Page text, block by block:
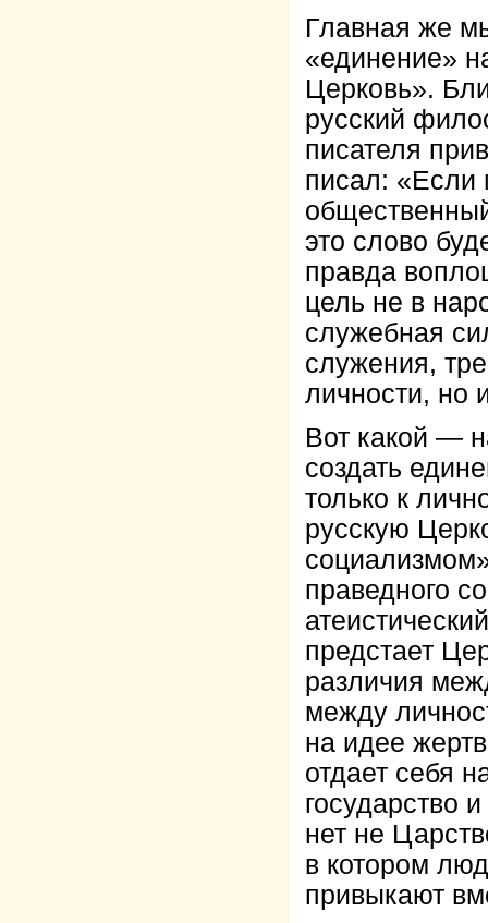
Главная же
«единение»
Церковь».
русский
писателя
писал: «Если
это слово
правда
цель не в
служебная
служения,
личности, но
Вот какой —
создать
только к
русскую
праведного
предстает
различия
между
на идее
отдает себя
государство
нет не
в котором
привыкают